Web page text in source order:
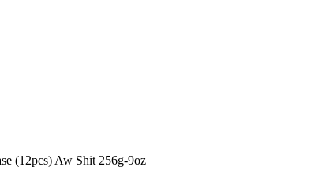
(12pcs) Aw Shit 256g-9oz